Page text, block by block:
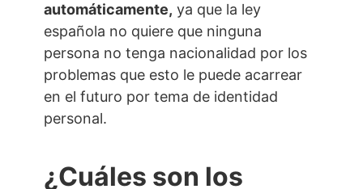
automáticamente, ya que la ley
española no quiere que ninguna
persona no tenga nacionalidad por los
problemas que esto le puede acarrear
en el futuro por tema de identidad
personal.
¿Cuáles son los